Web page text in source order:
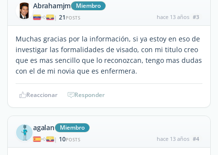
Abrahamjm Miembro
| 21 POSTS hace 13 años #3
Muchas gracias por la información, si ya estoy en eso de
investigar las formalidades de visado, con mi titulo creo
que es mas sencillo que lo reconozcan, tengo mas dudas
con el de mi novia que es enfermera.
Reaccionar Responder
agalan Miembro
| 10POSTS hace 13 años #4